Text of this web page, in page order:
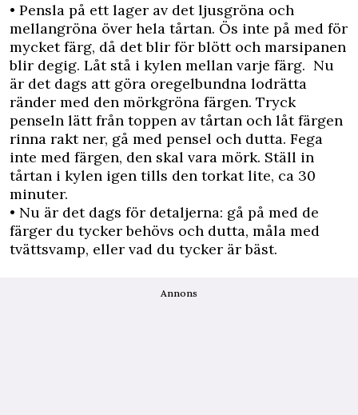
• Pensla på ett lager av det ljusgröna och
mellangröna över hela tårtan. Ös inte på med för
mycket färg, då det blir för blött och marsipanen
blir degig. Låt stå i kylen mellan varje färg. Nu
är det dags att göra oregelbundna lodrätta
ränder med den mörkgröna färgen. Tryck
penseln lätt från toppen av tårtan och låt färgen
rinna rakt ner, gå med pensel och dutta. Fega
inte med färgen, den skal vara mörk. Ställ in
tårtan i kylen igen tills den torkat lite, ca 30
minuter.
• Nu är det dags för detaljerna: gå på med de
färger du tycker behövs och dutta, måla med
tvättsvamp, eller vad du tycker är bäst.
Annons